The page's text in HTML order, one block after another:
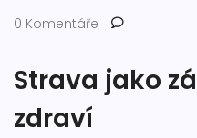
0 Komentáře
Strava jako
zdraví